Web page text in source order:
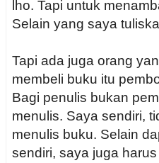
lho. Tapi untuk
Selain yang saya
Tapi ada juga orang
membeli buku itu
Bagi penulis bukan
menulis. Saya sendiri,
menulis buku. Selain
sendiri, saya juga